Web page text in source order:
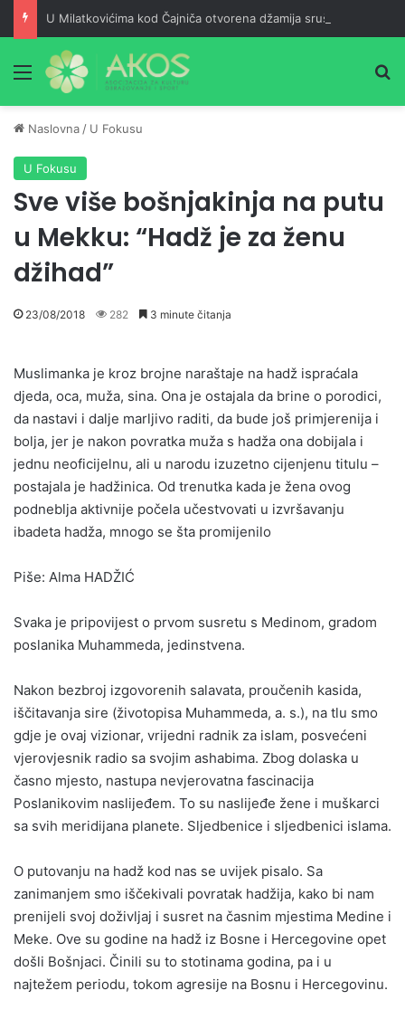
Meni
Naslovna / U Fokusu
U Fokusu
Sve više bošnjakinja na putu
u Mekku: “Hadž je za ženu
džihad”
23/08/2018 282 3 minute čitanja
Muslimanka je kroz brojne naraštaje na hadž ispraćala
djeda, oca, muža, sina. Ona je ostajala da brine o porodici,
da nastavi i dalje marljivo raditi, da bude još primjerenija i
bolja, jer je nakon povratka muža s hadža ona dobijala i
jednu neoficijelnu, ali u narodu izuzetno cijenjenu titulu –
postajala je hadžinica. Od trenutka kada je žena ovog
podneblja aktivnije počela učestvovati u izvršavanju
ibadeta hadža, mnogo se šta promijenilo
Piše: Alma HADŽIĆ
Svaka je pripovijest o prvom susretu s Medinom, gradom
poslanika Muhammeda, jedinstvena.
Nakon bezbroj izgovorenih salavata, proučenih kasida,
iščitavanja sire (životopisa Muhammeda, a. s.), na tlu smo
gdje je ovaj vizionar, vrijedni radnik za islam, posvećeni
vjerovjesnik radio sa svojim ashabima. Zbog dolaska u
časno mjesto, nastupa nevjerovatna fascinacija
Poslanikovim naslijeđem. To su naslijeđe žene i muškarci
sa svih meridijana planete. Sljedbenice i sljedbenici islama.
O putovanju na hadž kod nas se uvijek pisalo. Sa
zanimanjem smo iščekivali povratak hadžija, kako bi nam
prenijeli svoj doživljaj i susret na časnim mjestima Medine i
Meke. Ove su godine na hadž iz Bosne i Hercegovine opet
došli Bošnjaci. Činili su to stotinama godina, pa i u
najtežem periodu, tokom agresije na Bosnu i Hercegovinu.